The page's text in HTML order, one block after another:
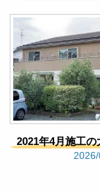
んな
をお願
ーショ
ただけ
ミュレ
レーシ
を膨ら
ら定期
2021年4月施工の